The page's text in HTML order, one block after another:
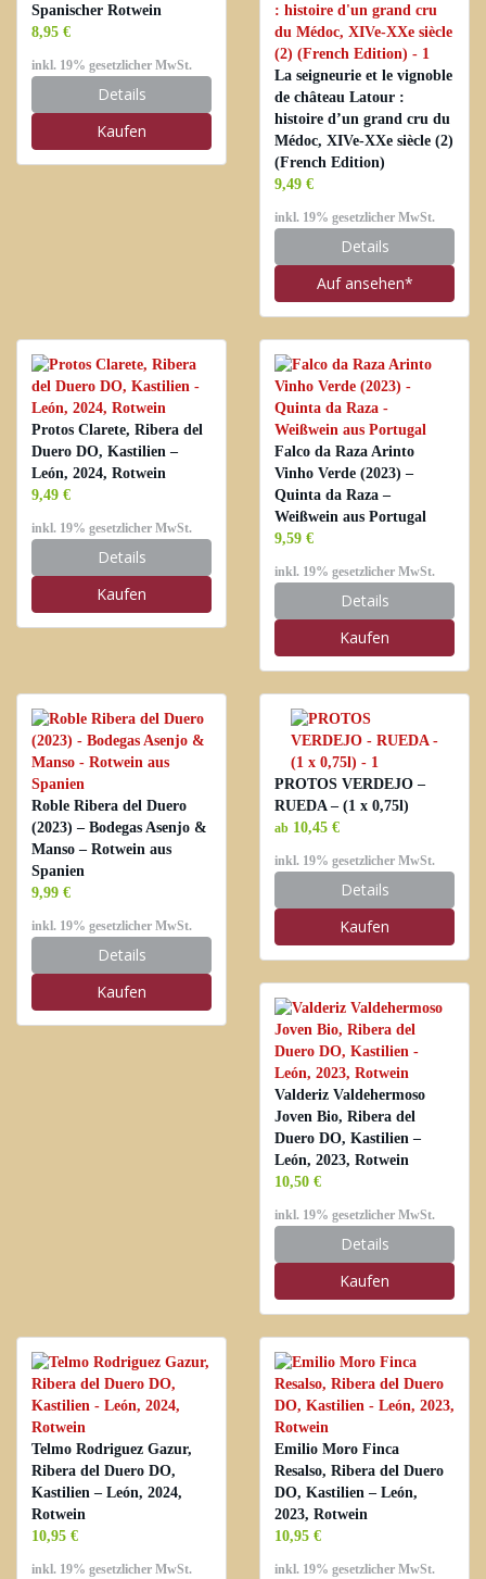
Spanischer Rotwein
8,95 €
inkl. 19% gesetzlicher MwSt.
Details
Kaufen
La seigneurie et le vignoble
de château Latour :
histoire d’un grand cru du
Médoc, XIVe-XXe siècle (2)
(French Edition)
9,49 €
inkl. 19% gesetzlicher MwSt.
Details
Aufansehen*
Protos Clarete, Ribera del
Duero DO, Kastilien –
León, 2024, Rotwein
9,49 €
inkl. 19% gesetzlicher MwSt.
Details
Kaufen
Falco da Raza Arinto
Vinho Verde (2023) –
Quinta da Raza –
Weißwein aus Portugal
9,59 €
inkl. 19% gesetzlicher MwSt.
Details
Kaufen
Roble Ribera del Duero
(2023) – Bodegas Asenjo &
Manso – Rotwein aus
Spanien
9,99 €
inkl. 19% gesetzlicher MwSt.
Details
Kaufen
PROTOS VERDEJO –
RUEDA – (1 x 0,75l)
ab 10,45 €
inkl. 19% gesetzlicher MwSt.
Details
Kaufen
Valderiz Valdehermoso
Joven Bio, Ribera del
Duero DO, Kastilien –
León, 2023, Rotwein
10,50 €
inkl. 19% gesetzlicher MwSt.
Details
Kaufen
Telmo Rodriguez Gazur,
Ribera del Duero DO,
Kastilien – León, 2024,
Rotwein
10,95 €
inkl. 19% gesetzlicher MwSt.
Emilio Moro Finca
Resalso, Ribera del Duero
DO, Kastilien – León,
2023, Rotwein
10,95 €
inkl. 19% gesetzlicher MwSt.